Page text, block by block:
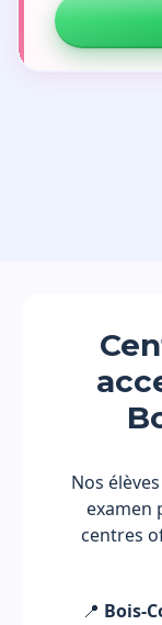
Nos
examen
centres
📍 Bois-